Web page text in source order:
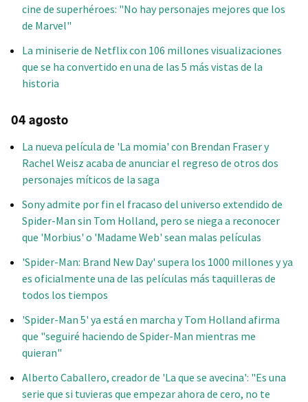
cine de superhéroes: "No hay personajes mejores que los
de Marvel"
La miniserie de Netflix con 106 millones visualizaciones
que se ha convertido en una de las 5 más vistas de la
historia
04 agosto
La nueva película de 'La momia' con Brendan Fraser y
Rachel Weisz acaba de anunciar el regreso de otros dos
personajes míticos de la saga
Sony admite por fin el fracaso del universo extendido de
Spider-Man sin Tom Holland, pero se niega a reconocer
que 'Morbius' o 'Madame Web' sean malas películas
'Spider-Man: Brand New Day' supera los 1000 millones y ya
es oficialmente una de las películas más taquilleras de
todos los tiempos
'Spider-Man 5' ya está en marcha y Tom Holland afirma
que "seguiré haciendo de Spider-Man mientras me
quieran"
Alberto Caballero, creador de 'La que se avecina': "Es una
serie que si tuvieras que empezar ahora de cero, no te